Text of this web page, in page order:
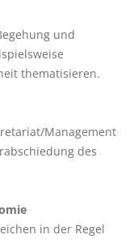
und
thematisieren.
Management
des
in der Regel